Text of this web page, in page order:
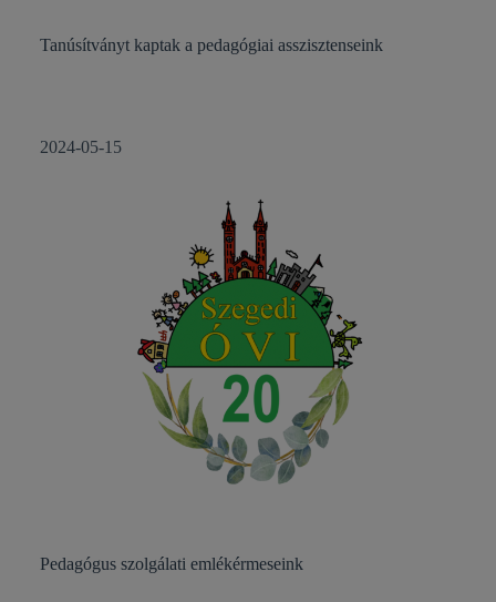
Tanúsítványt kaptak a pedagógiai asszisztenseink
2024-05-15
Pedagógus szolgálati emlékérmeseink